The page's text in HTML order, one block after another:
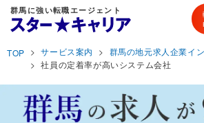
群馬に強い転職エージェント
TOP サービス案内
群馬の地元求人企業イ
社員の定着率が高いシステム会社